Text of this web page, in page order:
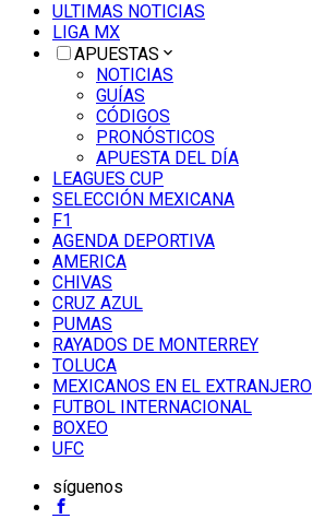
ULTIMAS NOTICIAS
LIGA MX
APUESTAS
NOTICIAS
GUÍAS
CÓDIGOS
PRONÓSTICOS
APUESTA DEL DÍA
LEAGUES CUP
SELECCIÓN MEXICANA
F1
AGENDA DEPORTIVA
AMERICA
CHIVAS
CRUZ AZUL
PUMAS
RAYADOS DE MONTERREY
TOLUCA
MEXICANOS EN EL EXTRANJERO
FUTBOL INTERNACIONAL
BOXEO
UFC
síguenos